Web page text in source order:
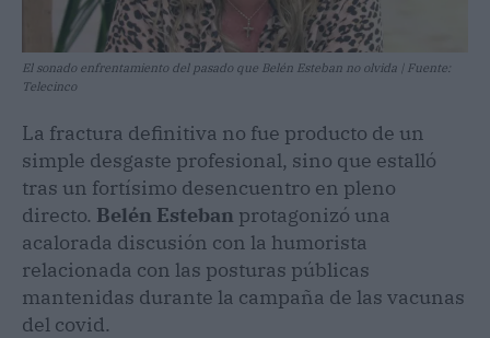
El sonado enfrentamiento del pasado que Belén Esteban no olvida | Fuente:
Telecinco
La fractura definitiva no fue producto de un
simple desgaste profesional, sino que estalló
tras un fortísimo desencuentro en pleno
directo. Belén Esteban protagonizó una
acalorada discusión con la humorista
relacionada con las posturas públicas
mantenidas durante la campaña de las vacunas
del covid.